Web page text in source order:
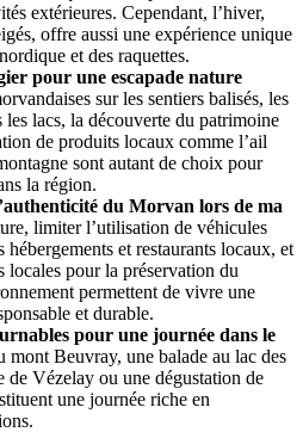
extérieures. Cependant, l’hiver,
offre aussi une expérience unique
et des raquettes.
pour une escapade nature
sur les sentiers balisés, les
les lacs, la découverte du patrimoine
de produits locaux comme l’ail
sont autant de choix pour
la région.
du Morvan lors de ma
limiter l’utilisation de véhicules
et restaurants locaux, et
pour la préservation du
permettent de vivre une
et durable.
pour une journée dans le
mont Beuvray, une balade au lac des
de Vézelay ou une dégustation de
une journée riche en